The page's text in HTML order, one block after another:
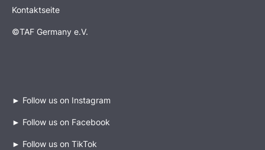
Kontaktseite
©TAF Germany e.V.
► Follow us on Instagram
► Follow us on Facebook
► Follow us on TikTok